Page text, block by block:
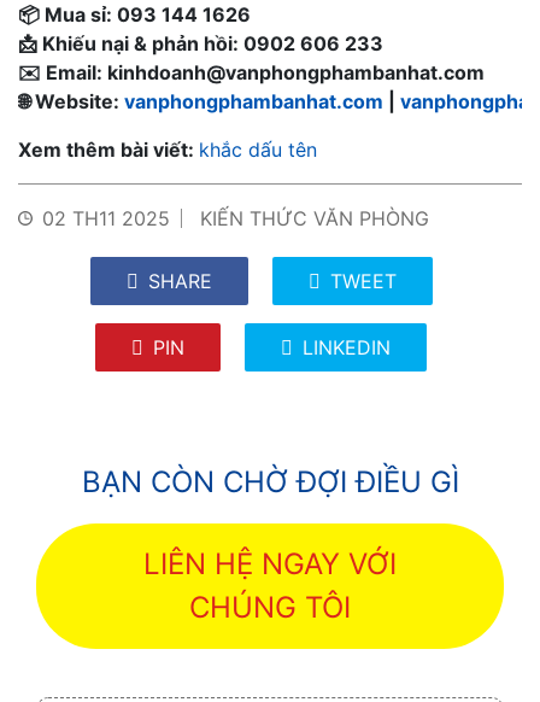
📦 Mua sỉ: 093 144 1626
📩 Khiếu nại & phản hồi: 0902 606 233
✉️ Email: kinhdoanh@vanphongphambanhat.com
🌐 Website: vanphongphambanhat.com
Xem thêm bài viết: khắc dấu tên
02 TH11 2025 KIẾN THỨC VĂN PHÒNG
SHARE TWEET
PIN LINKEDIN
BẠN CÒN CHỜ ĐỢI ĐIỀU GÌ
LIÊN HỆ NGAY VỚI
CHÚNG TÔI